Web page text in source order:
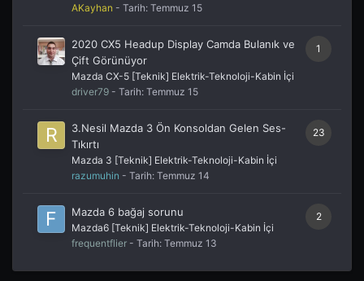
AKayhan - Tarih: Temmuz 15
1
2020 CX5 Headup Display Camda Bulanık ve
Çift Görünüyor
Mazda CX-5 [Teknik] Elektrik-Teknoloji-Kabin İçi
driver79 - Tarih: Temmuz 15
23
3.Nesil Mazda 3 Ön Konsoldan Gelen Ses-
Tıkırtı
Mazda 3 [Teknik] Elektrik-Teknoloji-Kabin İçi
razumuhin - Tarih: Temmuz 14
2
Mazda 6 bağaj sorunu
Mazda6 [Teknik] Elektrik-Teknoloji-Kabin İçi
frequentflier - Tarih: Temmuz 13